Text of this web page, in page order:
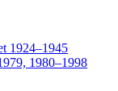
1924–1945
1980–1998